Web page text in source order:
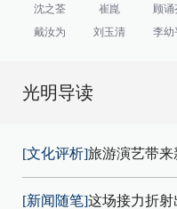
沈之荃 崔崑 顾诵
戴汝为
刘玉清 李幼
光明导读
[文化评析]旅游演艺带来
[新闻随笔]这场接力折